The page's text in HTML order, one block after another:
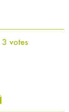
3 votes